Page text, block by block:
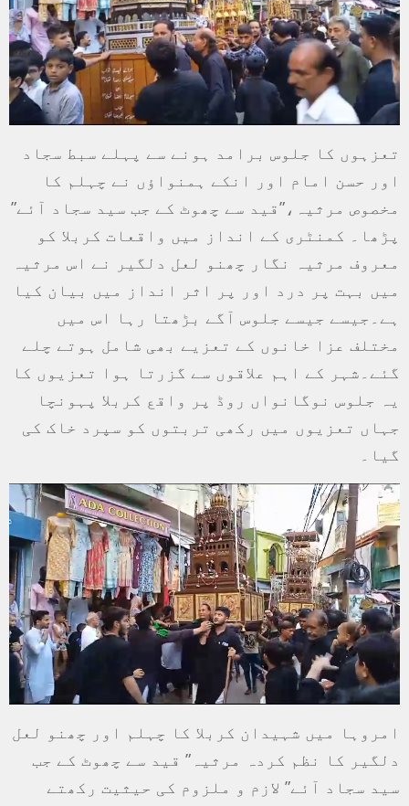
تعزہوں کا جلوس برامد ہونے سے پہلے سبط سجاد
اور حسن امام اور انکے ہمنواؤں نے چہلم کا
مخصوص مرثیہ،”قید سے چھوٹ کے جب سید سجاد آئے”
پڑھا۔ کمنٹری کے انداز میں واقعات کربلا کو
معروف مرثیہ نگار چھنو لعل دلگیر نے اس مرثیہ
میں بہت پر درد اور پر اثر انداز میں بیان کیا
ہے۔جیسے جیسے جلوس آگے بڑھتا رہا اس میں
مختلف عزا خانوں کے تعزیے بھی شامل ہوتے چلے
گئے۔شہر کے اہم علاقوں سے گزرتا ہوا تعزیوں کا
یہ جلوس نوگانواں روڈ پر واقع کربلا پہونچا
جہاں تعزیوں میں رکھی تربتوں کو سپرد خاک کی
گیا۔
امروہا میں شہیدان کربلا کا چہلم اور چھنو لعل
دلگیر کا نظم کردہ مرثیہ” قید سے چھوٹ کے جب
سید سجاد آئے” لازم و ملزوم کی حیثیت رکھتے